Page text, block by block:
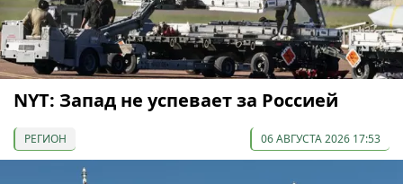
NYT: Запад не успевает за Россией
РЕГИОН 06 АВГУСТА 2026 17:53